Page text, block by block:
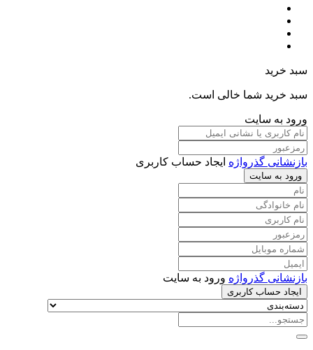
سبد خرید
سبد خرید شما خالی است.
ورود به سایت
بازنشانی گذرواژه ایجاد حساب کاربری
ورود به سایت
بازنشانی گذرواژه ورود به سایت
ایجاد حساب کاربری